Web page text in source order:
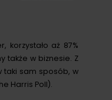
korzystało aż 87%
także w biznesie. Z
taki sam sposób, w
Harris Poll).